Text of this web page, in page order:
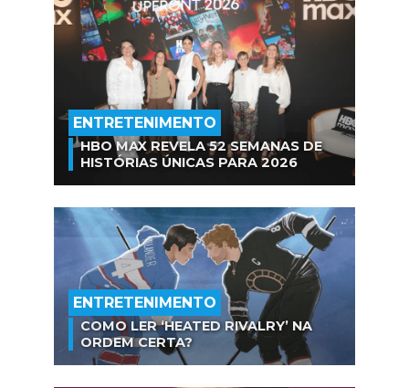
ENTRETENIMENTO
HBO MAX REVELA 52 SEMANAS DE
HISTÓRIAS ÚNICAS PARA 2026
ENTRETENIMENTO
COMO LER ‘HEATED RIVALRY’ NA
ORDEM CERTA?